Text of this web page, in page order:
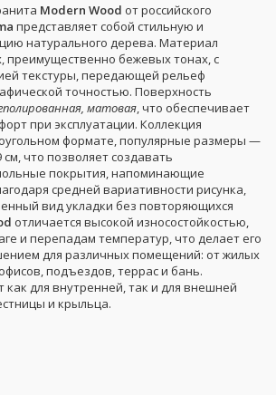
Modern Wood от российского
представляет собой стильную и
натурального дерева. Материал
преимущественно бежевых тонах, с
текстуры, передающей рельеф
точностью. Поверхность
матовая , что обеспечивает
при эксплуатации. Коллекция
формате, популярные размеры —
см, что позволяет создавать
покрытия, напоминающие
средней вариативности рисунка,
вид укладки без повторяющихся
отличается высокой износостойкостью,
и перепадам температур, что делает его
для различных помещений: от жилых
подъездов, террас и бань.
как для внутренней, так и для внешней
и крыльца.